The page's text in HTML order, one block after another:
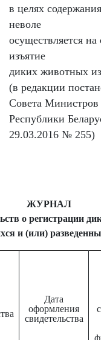
в целях содержания
неволе
осуществляется на
изъятие
диких животных из
(в редакции
Совета Министров
Республики
29.03.2016 № 255)
ЖУРНАЛ
о регистрации
и (или)
Дата
оформления
свидетельства